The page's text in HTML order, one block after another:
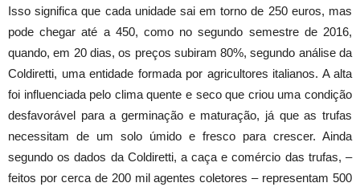
Isso significa que cada unidade sai em torno de 250 euros, mas
pode chegar até a 450, como no segundo semestre de 2016,
quando, em 20 dias, os preços subiram 80%, segundo análise da
Coldiretti, uma entidade formada por agricultores italianos. A alta
foi influenciada pelo clima quente e seco que criou uma condição
desfavorável para a germinação e maturação, já que as trufas
necessitam de um solo úmido e fresco para crescer. Ainda
segundo os dados da Coldiretti, a caça e comércio das trufas, –
feitos por cerca de 200 mil agentes coletores – representam 500